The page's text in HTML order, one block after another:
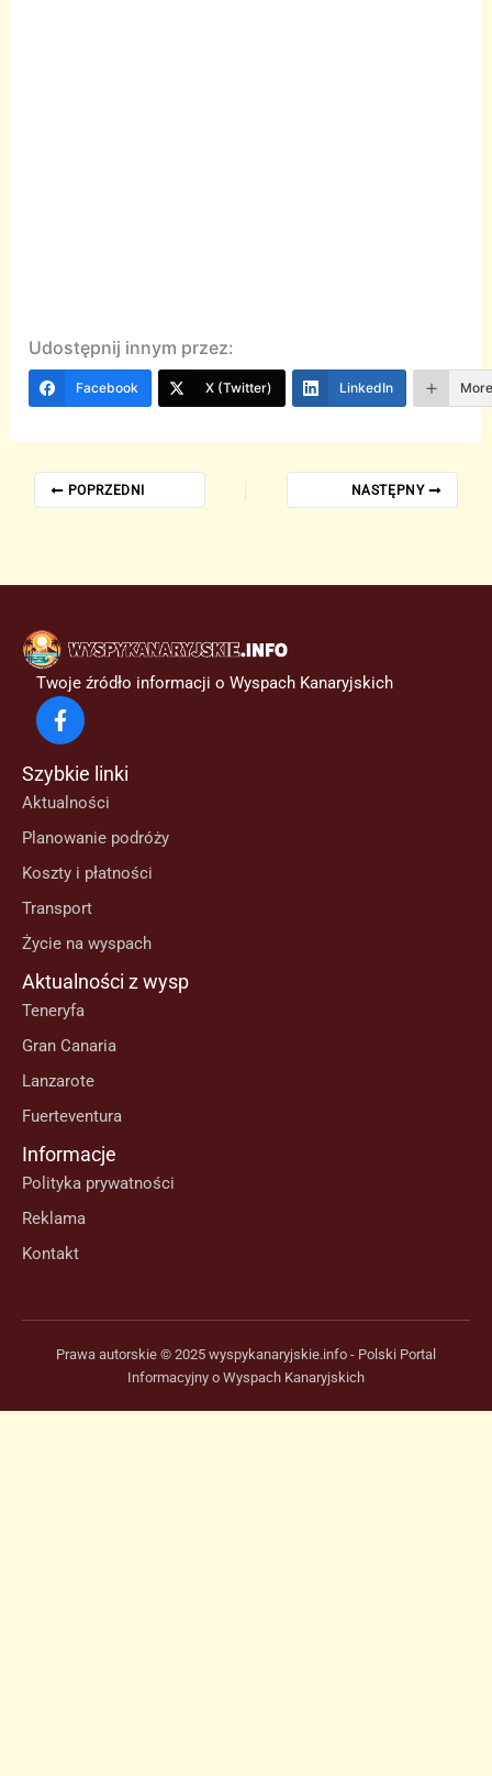
Udostępnij innym przez:
Facebook X (Twitter) LinkedIn
POPRZEDNI NASTĘPNY
Twoje źródło informacji o Wyspach Kanaryjskich
Szybkie linki
Aktualności
Planowanie podróży
Koszty i płatności
Transport
Życie na wyspach
Aktualności z wysp
Teneryfa
Gran Canaria
Lanzarote
Fuerteventura
Informacje
Polityka prywatności
Reklama
Kontakt
Prawa autorskie © 2025 wyspykanaryjskie.info - Polski Portal
Informacyjny o Wyspach Kanaryjskich